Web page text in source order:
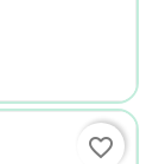
favorite_border